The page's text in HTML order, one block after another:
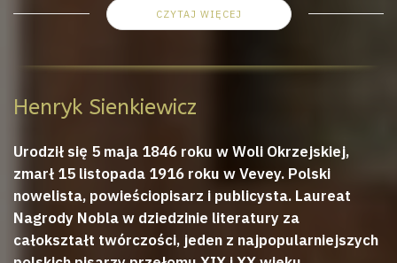
CZYTAJ WIĘCEJ
Henryk Sienkiewicz
Urodził się 5 maja 1846 roku w Woli Okrzejskiej,
zmarł 15 listopada 1916 roku w Vevey. Polski
nowelista, powieściopisarz i publicysta. Laureat
Nagrody Nobla w dziedzinie literatury za
całokształt twórczości, jeden z najpopularniejszych